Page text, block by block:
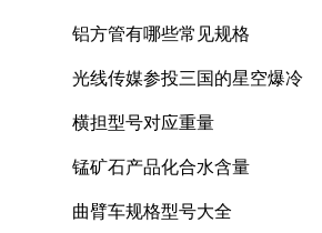
铝方管有哪些常见规格
光线传媒参投三国的星空爆冷
横担型号对应重量
锰矿石产品化合水含量
曲臂车规格型号大全